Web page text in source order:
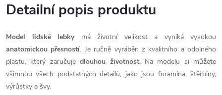
Detailní popis produktu
Model lidské lebkymá životní velikost a vyniká vysokou
anatomickou přesností. Je ručně vyráběn z kvalitního a odolného
plastu, který zaručujedlouhou životnost. Na modelu si můžete
všimnou všech podstatných detailů, jako jsou foramina, štěrbiny,
výrůstky a švy.